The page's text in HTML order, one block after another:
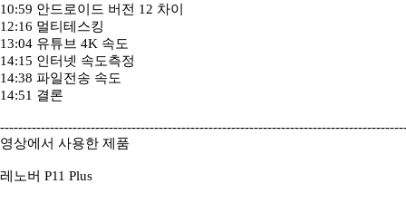
10:59 안드로이드 버전 12 차이
12:16 멀티테스킹
13:04 유튜브 4K 속도
14:15 인터넷 속도측정
14:38 파일전송 속도
14:51 결론
영상에서 사용한 제품
레노버 P11 Plus